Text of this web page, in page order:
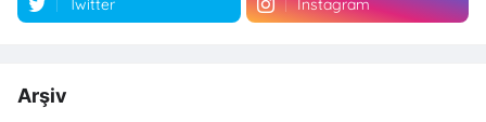
Twitter Instagram
Arşiv